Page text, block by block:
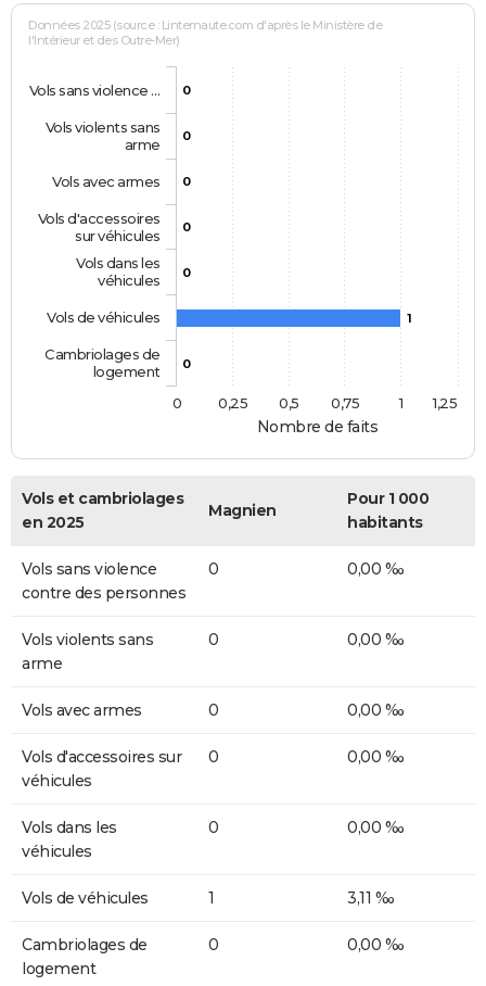
Nombre de faits
Données 2025 (source : Linternaute.com d'après le Ministère de
l'Intérieur et des Outre-Mer)
0
0
0
0
0
1
0
Vols sans violence …
Vols violents sans
arme
Vols avec armes
Vols d'accessoires
sur véhicules
Vols dans les
véhicules
Vols de véhicules
Cambriolages de
logement
0
1
0,25 0,5 0,75 1,25
Vols et cambriolages
en 2025
Magnien
Pour 1 000
habitants
Vols sans violence
contre des personnes
0 0,00 ‰
Vols violents sans
arme
0 0,00 ‰
Vols avec armes 0 0,00 ‰
Vols d'accessoires sur
véhicules
0 0,00 ‰
Vols dans les
véhicules
0 0,00 ‰
Vols de véhicules 1 3,11 ‰
Cambriolages de
logement
0 0,00 ‰